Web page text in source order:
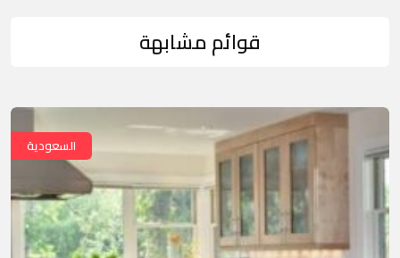
قوائم مشابهة
السعودية